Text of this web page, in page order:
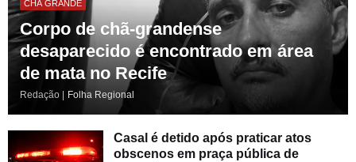
CHÃ GRANDE
Corpo de chã-grandense
desaparecido é encontrado em área
de mata no Recife
Redação | Folha Regional
Casal é detido após praticar atos
obscenos em praça pública de